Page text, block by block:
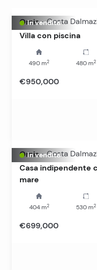
In vendita
Omis - Costa
Villa con piscina
490 m2 480m2
€950,000
In vendita
Omis - Costa
Casa indipendente
mare
404m2 530m2
€699,000